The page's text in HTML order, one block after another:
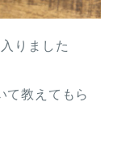
りました
て教えてもら